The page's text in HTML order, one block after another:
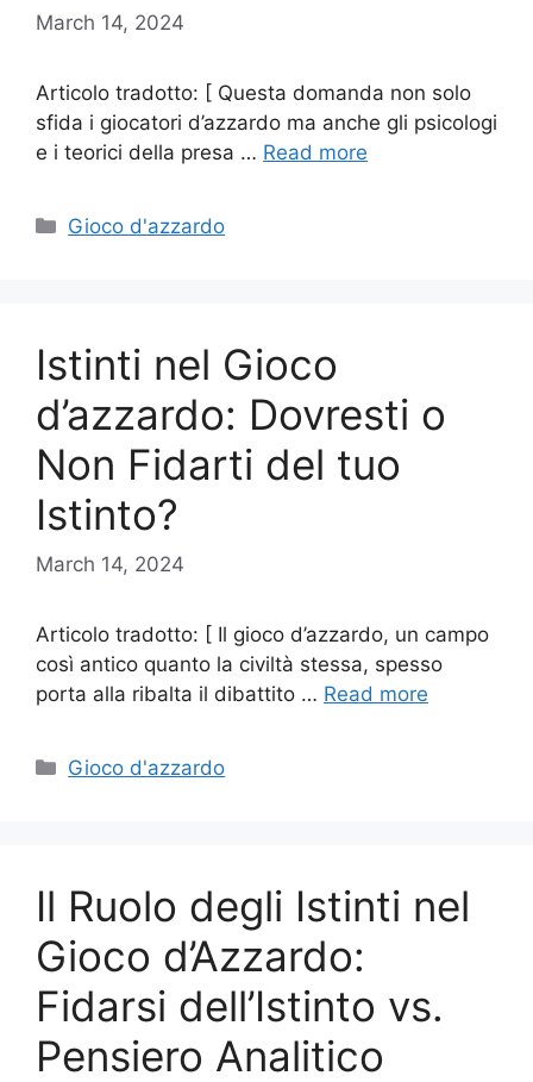
March 14, 2024
Articolo tradotto: [ Questa domanda non solo
sfida i giocatori d’azzardo ma anche gli psicologi
e i teorici della presa … Read more
Categories
Gioco d'azzardo
Istinti nel Gioco
d’azzardo: Dovresti o
Non Fidarti del tuo
Istinto?
March 14, 2024
Articolo tradotto: [ Il gioco d’azzardo, un campo
così antico quanto la civiltà stessa, spesso
porta alla ribalta il dibattito … Read more
Categories
Gioco d'azzardo
Il Ruolo degli Istinti nel
Gioco d’Azzardo:
Fidarsi dell’Istinto vs.
Pensiero Analitico